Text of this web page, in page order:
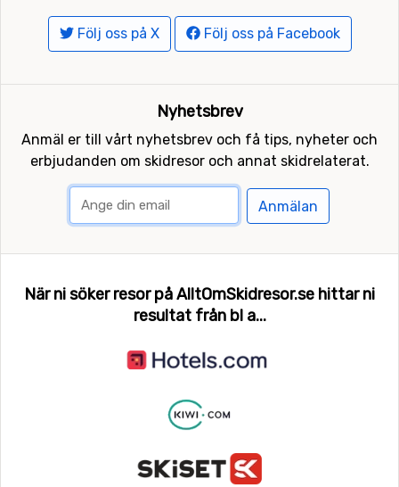
Följ oss på X Följ oss på Facebook
Nyhetsbrev
Anmäl er till vårt nyhetsbrev och få tips, nyheter och
erbjudanden om skidresor och annat skidrelaterat.
Anmälan
När ni söker resor på AlltOmSkidresor.se hittar ni
resultat från bl a...